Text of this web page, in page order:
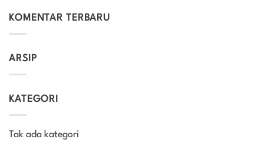
KOMENTAR TERBARU
ARSIP
KATEGORI
Tak ada kategori